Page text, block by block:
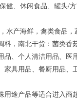
健、休闲食品、罐头/
水产海鲜，禽类食品
料，南北干货：菌类香
品、个人清洁用品、医
家具用品、餐厨用品
用途产品等适合进入商